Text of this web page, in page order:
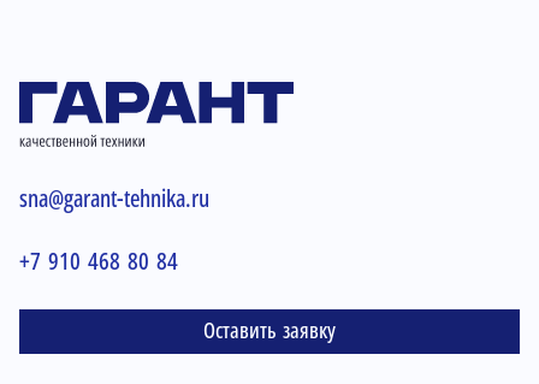
sna@garant-tehnika.ru
+7 910 468 80 84
Оставить заявку